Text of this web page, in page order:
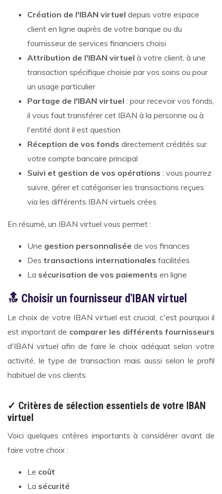
Création de l'IBAN virtuel depuis votre espace
client en ligne auprès de votre banque ou du
fournisseur de services financiers choisi
Attribution de l'IBAN virtuel à votre client, à une
transaction spécifique choisie par vos soins ou pour
un usage particulier
Partage de l'IBAN virtuel : pour recevoir vos fonds,
il vous faut transférer cet IBAN à la personne ou à
l'entité dont il est question
Réception de vos fonds directement crédités sur
votre compte bancaire principal
Suivi et gestion de vos opérations : vous pourrez
suivre, gérer et catégoriser les transactions reçues
via les différents IBAN virtuels crées
En résumé, un IBAN virtuel vous permet :
Une gestion personnalisée de vos finances
Des transactions internationales facilitées
La sécurisation de vos paiements en ligne
🔝 Choisir un fournisseur d'IBAN virtuel
Le choix de votre IBAN virtuel est crucial, c'est pourquoi il
est important de comparer les différents fournisseurs
d'IBAN virtuel afin de faire le choix adéquat selon votre
activité, le type de transaction mais aussi selon le profil
habituel de vos clients.
✓ Critères de sélection essentiels de votre IBAN
virtuel
Voici quelques critères importants à considérer avant de
faire votre choix :
Le coût
La sécurité